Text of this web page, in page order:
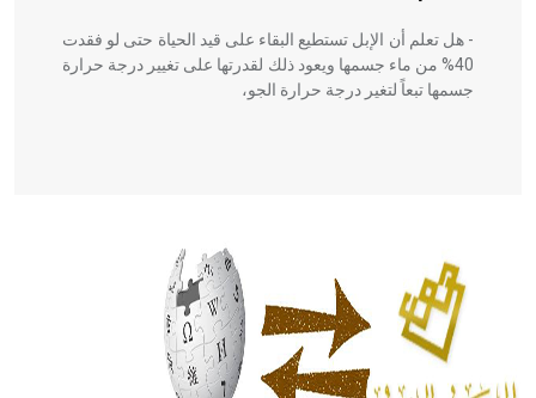
- هل تعلم أن الإبل تستطيع البقاء على قيد الحياة حتى لو فقدت
40% من ماء جسمها ويعود ذلك لقدرتها على تغيير درجة حرارة
جسمها تبعاً لتغير درجة حرارة الجو،
الحكم، الأدلة، تنظيم التغذية، ورسالته في جروح الرأس. ويعود
له الفضل بأنه حرر الطب من الدين والفلسفة.